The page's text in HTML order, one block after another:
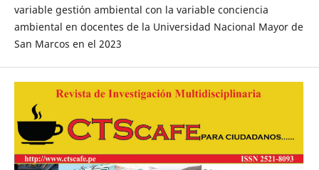
variable gestión ambiental con la variable conciencia
ambiental en docentes de la Universidad Nacional Mayor de
San Marcos en el 2023